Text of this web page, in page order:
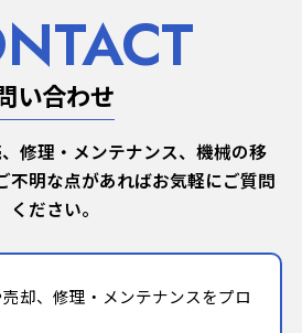
い合わせ
修理・メンテナンス、機械の移
不明な点があればお気軽にご質問
ください。
却、修理・メンテナンスをプロ